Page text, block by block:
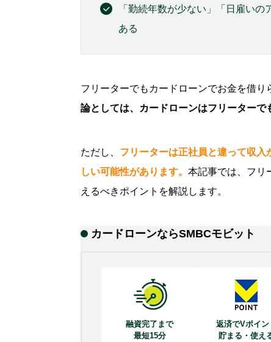
「勤続年数が少ない」「日雇い
ある
フリーターでもカードローンでお金を借り
論としては、カードローンはフリーターで
ただし、 フリーターは正社員と違って収
しい可能性があります。 本記事では、フリ
えるべきポイントを解説します。
カードローンならSMBCモビット
融資完了まで
最短15分
返済でVポイン
貯まる・使え